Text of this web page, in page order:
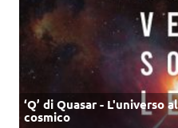
‘Q’ di Quasar -
cosmico